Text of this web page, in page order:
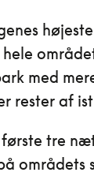
med
rester af
tre
områdets